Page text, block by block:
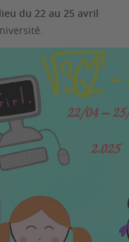
du 22 au 25 avril